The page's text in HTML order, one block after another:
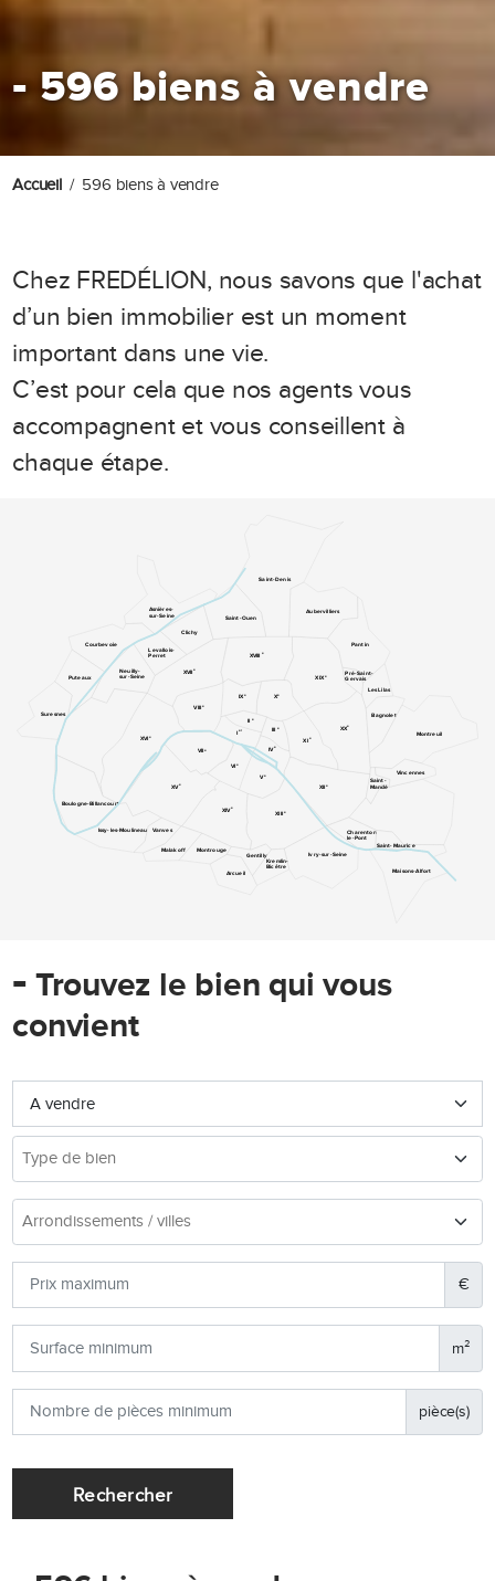
-596 biens à vendre
Accueil 596 biens à vendre
Chez FREDÉLION, nous savons que l'achat
d’un bien immobilier est un moment
important dans une vie.
C’est pour cela que nos agents vous
accompagnent et vous conseillent à
chaque étape.
I er
e
e
IVe
Ve
VIe
VII e
VIII e
IXe Xe
XI e
XII e
XIII e
XIVe
XVe
XVI e
XVIIe
XVIII e
XIX e
XXe
Arcueil
Asnières-
sur-Seine
Aubervilliers
Bagnolet
Boulogne-Billancourt
Charenton-
le-Pont
Clichy
Courbevoie
Gentilly
Issy-les-Moulineaux
Ivry-sur-Seine
Kremlin-
Bicêtre
Les Lilas
Levallois-
Perret
Maisons-Alfort
Malakoff
Montreuil
Montrouge
Neuilly-
sur-Seine
Pantin
Pré-Saint-
Gervais
Puteaux
Saint-Denis
Saint-
Mandé
Saint-Maurice
Saint-Ouen
Suresnes
Vanves
Vincennes
- Trouvez le bien qui vous
convient
€
m²
pièce(s)
Rechercher